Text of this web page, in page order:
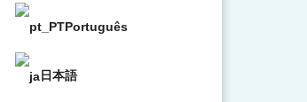
Português
日本語